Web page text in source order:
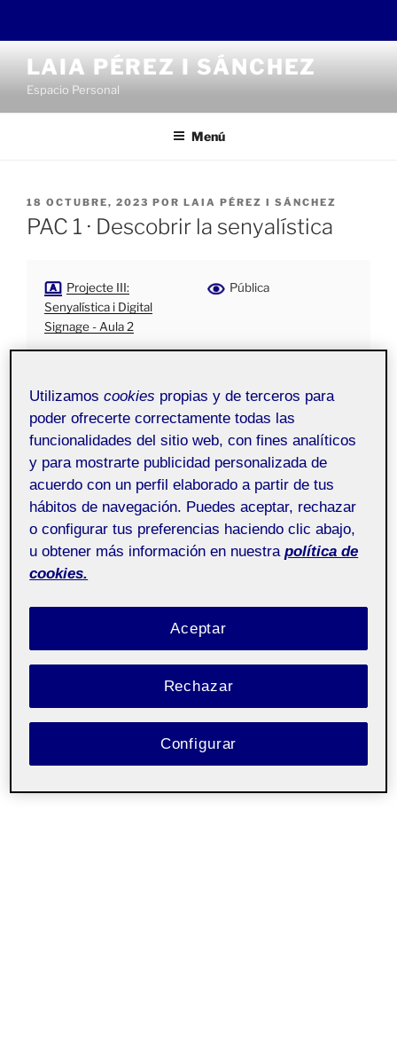
contenido
LAIA PÉREZ I SÁNCHEZ
Espacio Personal
Menú
PUBLICADO
EL
18 OCTUBRE, 2023 POR LAIA PÉREZ I SÁNCHEZ
PAC 1 · Descobrir la senyalística
Projecte III:
Senyalística i Digital
Signage - Aula 2
Pública
Utilizamoscookies propias y de terceros para
poder ofrecerte correctamente todas las
funcionalidades del sitio web, con fines analíticos
y para mostrarte publicidad personalizada de
acuerdo con un perfil elaborado a partir de tus
hábitos de navegación. Puedes aceptar, rechazar
o configurar tus preferencias haciendo clic abajo,
u obtener más información en nuestra política de
cookies.
Rechazar
Aceptar
Configurar